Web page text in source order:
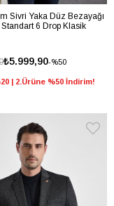
Sivri Yaka Düz Bezayağı
Standart 6 Drop Klasik
%50
₺5.999,90
| 2.Ürüne %50 İndirim!